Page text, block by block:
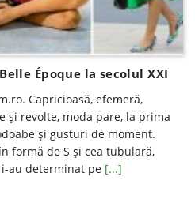
Époque la secolul XXI
Capricioasă, efemeră,
și revolte, moda pare, la prima
și gusturi de moment.
formă de S și cea tubulară,
au determinat pe [...]